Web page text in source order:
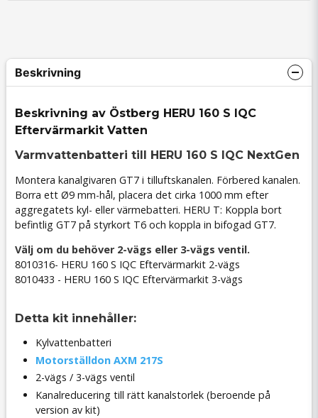
Beskrivning
Beskrivning av Östberg HERU 160 S IQC
Eftervärmarkit Vatten
Varmvattenbatteri till HERU 160 S IQC NextGen
Montera kanalgivaren GT7 i tilluftskanalen. Förbered kanalen.
Borra ett Ø9 mm-hål, placera det cirka 1000 mm efter
aggregatets kyl- eller värmebatteri. HERU T: Koppla bort
befintlig GT7 på styrkort T6 och koppla in bifogad GT7.
Välj om du behöver 2-vägs eller 3-vägs ventil.
8010316- HERU 160 S IQC Eftervärmarkit 2-vägs
8010433 - HERU 160 S IQC Eftervärmarkit 3-vägs
Detta kit innehåller:
Kylvattenbatteri
Motorställdon AXM 217S
2-vägs / 3-vägs ventil
Kanalreducering till rätt kanalstorlek (beroende på
version av kit)